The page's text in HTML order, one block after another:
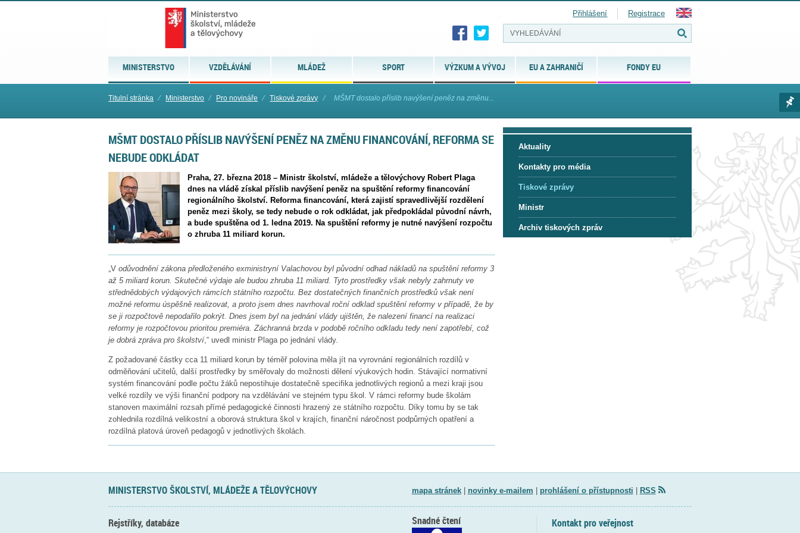
MINISTERSTVO VZDĚLÁVÁNÍ MLÁDEŽ SPORT VÝZKUM A VÝVOJ EU A ZAHRANIČÍ FONDY EU
Přihlášení Registrace
Titulní stránka ⁄ Ministerstvo ⁄ Pro novináře ⁄ Tiskové zprávy ⁄ MŠMT dostalo příslib navýšení peněz na změnu...
MŠMT DOSTALO PŘÍSLIB NAVÝŠENÍ PENĚZ NA ZMĚNU FINANCOVÁNÍ, REFORMA SE
NEBUDE ODKLÁDAT
Praha, 27. března 2018 – Ministr školství, mládeže a tělovýchovy Robert Plaga
dnes na vládě získal příslib navýšení peněz na spuštění reformy financování
regionálního školství. Reforma financování, která zajistí spravedlivější rozdělení
peněz mezi školy, se tedy nebude o rok odkládat, jak předpokládal původní návrh,
a bude spuštěna od 1. ledna 2019. Na spuštění reformy je nutné navýšení rozpočtu
o zhruba 11 miliard korun.
„V odůvodnění zákona předloženého exministryní Valachovou byl původní odhad nákladů na spuštění reformy 3
až 5 miliard korun. Skutečné výdaje ale budou zhruba 11 miliard. Tyto prostředky však nebyly zahrnuty ve
střednědobých výdajových rámcích státního rozpočtu. Bez dostatečných finančních prostředků však není
možné reformu úspěšně realizovat, a proto jsem dnes navrhoval roční odklad spuštění reformy v případě, že by
se ji rozpočtově nepodařilo pokrýt. Dnes jsem byl na jednání vlády ujištěn, že nalezení financí na realizaci
reformy je rozpočtovou prioritou premiéra. Záchranná brzda v podobě ročního odkladu tedy není zapotřebí, což
je dobrá zpráva pro školství,“ uvedl ministr Plaga po jednání vlády.
Z požadované částky cca 11 miliard korun by téměř polovina měla jít na vyrovnání regionálních rozdílů v
odměňování učitelů, další prostředky by směřovaly do možnosti dělení výukových hodin. Stávající normativní
systém financování podle počtu žáků nepostihuje dostatečně specifika jednotlivých regionů a mezi kraji jsou
velké rozdíly ve výši finanční podpory na vzdělávání ve stejném typu škol. V rámci reformy bude školám
stanoven maximální rozsah přímé pedagogické činnosti hrazený ze státního rozpočtu. Díky tomu by se tak
zohlednila rozdílná velikostní a oborová struktura škol v krajích, finanční náročnost podpůrných opatření a
rozdílná platová úroveň pedagogů v jednotlivých školách.
Aktuality
Kontakty pro média
Tiskové zprávy
Ministr
Archiv tiskových zpráv
MINISTERSTVO ŠKOLSTVÍ, MLÁDEŽE A TĚLOVÝCHOVY mapa stránek| novinky e-mailem | prohlášení o přístupnosti | RSS
Rejstříky, databáze Kontakt pro veřejnost
Snadné čtení